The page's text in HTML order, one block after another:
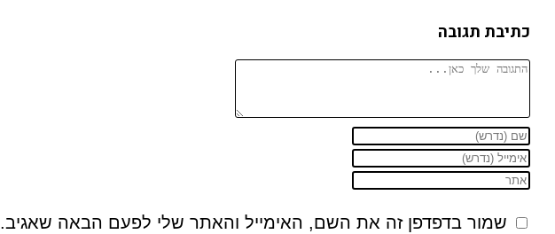
כתיבת תגובה
שמור בדפדפן זה את השם, האימייל והאתר שלי לפעם הבאה שאגיב.